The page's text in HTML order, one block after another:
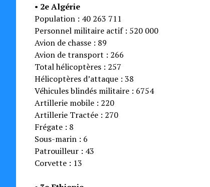
• 2e Algérie
Population : 40 263 711
Personnel militaire actif : 520 000
Avion de chasse : 89
Avion de transport : 266
Total hélicoptères : 257
Hélicoptères d’attaque : 38
Véhicules blindés militaire : 6754
Artillerie mobile : 220
Artillerie Tractée : 270
Frégate : 8
Sous-marin : 6
Patrouilleur : 43
Corvette : 13